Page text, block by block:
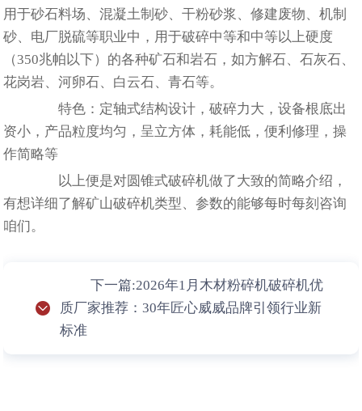
用于砂石料场、混凝土制砂、干粉砂浆、修建废物、机制
砂、电厂脱硫等职业中，用于破碎中等和中等以上硬度
（350兆帕以下）的各种矿石和岩石，如方解石、石灰石、
花岗岩、河卵石、白云石、青石等。
特色：定轴式结构设计，破碎力大，设备根底出
资小，产品粒度均匀，呈立方体，耗能低，便利修理，操
作简略等
以上便是对圆锥式破碎机做了大致的简略介绍，
有想详细了解矿山破碎机类型、参数的能够每时每刻咨询
咱们。
下一篇:2026年1月木材粉碎机破碎机优
质厂家推荐：30年匠心威威品牌引领行业新
标准